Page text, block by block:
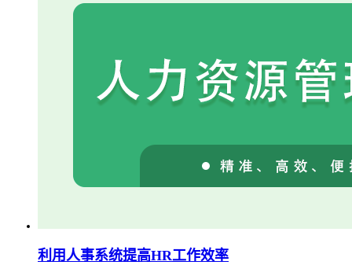
利用人事系统提高HR工作效率